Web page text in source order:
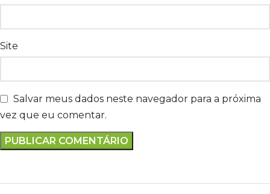
Site
Salvar meus dados neste navegador para a próxima
vez que eu comentar.